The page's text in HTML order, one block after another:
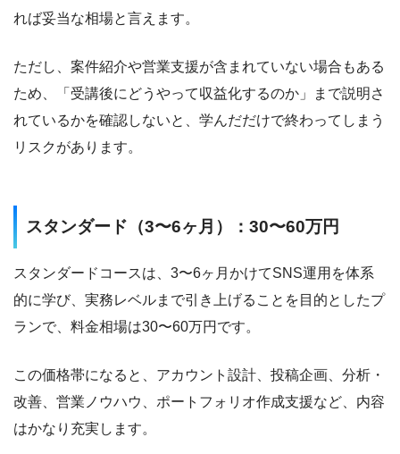
れば妥当な相場と言えます。
ただし、案件紹介や営業支援が含まれていない場合もある
ため、「受講後にどうやって収益化するのか」まで説明さ
れているかを確認しないと、学んだだけで終わってしまう
リスクがあります。
スタンダード（3〜6ヶ月）：30〜60万円
スタンダードコースは、3〜6ヶ月かけてSNS運用を体系
的に学び、実務レベルまで引き上げることを目的としたプ
ランで、料金相場は30〜60万円です。
この価格帯になると、アカウント設計、投稿企画、分析・
改善、営業ノウハウ、ポートフォリオ作成支援など、内容
はかなり充実します。